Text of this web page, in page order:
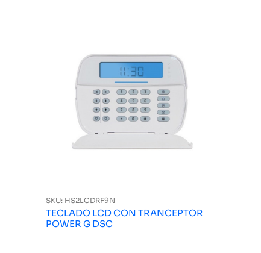
SKU: HS2LCDRF9N
TECLADO LCD CON TRANCEPTOR
POWER G DSC